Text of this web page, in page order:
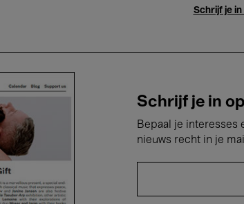
Schrijf je
Schrijf je in
Bepaal je interesses
nieuws recht in je